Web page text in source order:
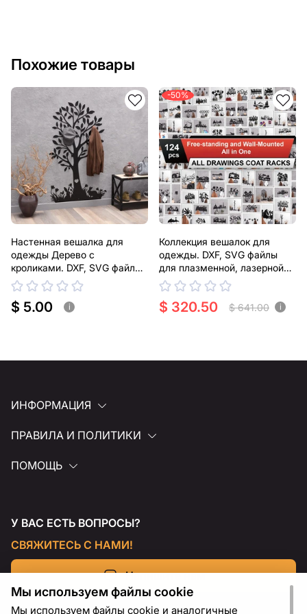
Похожие товары
Настенная вешалка для
одежды Дерево с
кроликами. DXF, SVG файлы
для плазменной, лазерной
резки
$ 5.00 i
-50%
Коллекция вешалок для
одежды. DXF, SVG файлы
для плазменной, лазерной
резки
$ 320.50 $ 641.00 i
ИНФОРМАЦИЯ
ПРАВИЛА И ПОЛИТИКИ
ПОМОЩЬ
У ВАС ЕСТЬ ВОПРОСЫ?
СВЯЖИТЕСЬ С НАМИ!
Напишите нам
Мы используем файлы cookie
Мы используем файлы cookie и аналогичные